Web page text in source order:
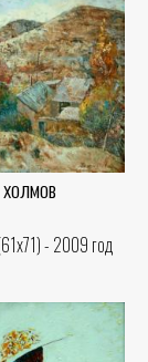
- 2009 год